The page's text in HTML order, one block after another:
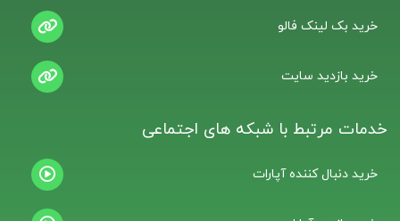
خرید بک لینک فالو
خرید بازدید سایت
خدمات مرتبط با شبکه های اجتماعی
خرید دنبال کننده آپارات